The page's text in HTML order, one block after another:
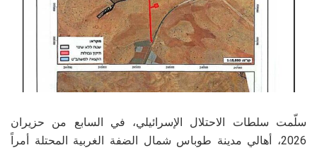
سلّمت سلطات الاحتلال الإسرائيلي، في السابع من حزيران
2026، أهالي مدينة طوباس شمال الضفة الغربية المحتلة أمراً